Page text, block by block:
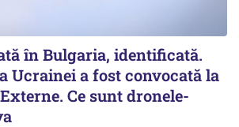
în Bulgaria, identificată.
Ucrainei a fost convocată la
Ce sunt dronele-